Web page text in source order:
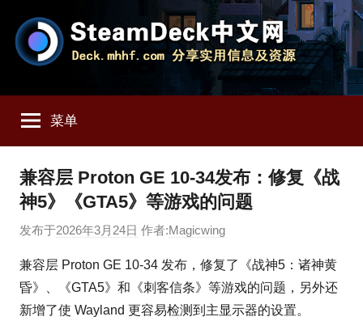
SteamDeck
中
文
网
享
SteamDeck
用
信
资
源
菜单
兼容层 Proton GE 10-34发布：修复《战
神5》《GTA5》等游戏的问题
发布于2026年3月24日 作者:Magicwing
兼容层 Proton GE 10-34 发布，修复了《战神5：诸神黄
昏》、《GTA5》和《刺客信条》等游戏的问题，另外还
新增了使 Wayland 更容易检测到主显示器的设置。